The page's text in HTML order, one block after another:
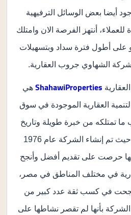
أيضا بعض الوسائل الترفيهية
أنتهز الفرصة الان وامتلك
على أطول فترة سداد وبتسهيلات
الشهاوي جروب العقارية.
ShahawiProperties
هي
العقارية الموجودة في سوق
تمتلكه من خبرة طويلة وتاريخ
امتد لأكثر من 30 عام، حيث تم إنشاء الشركة عام 1976
حرصت على تقديم أفضل وأنجح
في مختلف المناطق في مصر،
في كسب ثقة عدد كبير من
بأنها لم تقصر نشاطها على